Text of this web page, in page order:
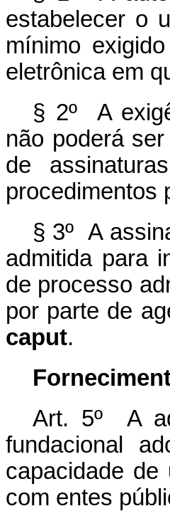
estabelecer o
mínimo
eletrônica em
§ 2º A
não poderá
de
procedimentos
§ 3º A
admitida para
de processo
por parte de
caput.
Art. 5º A
fundacional
capacidade de
com entes